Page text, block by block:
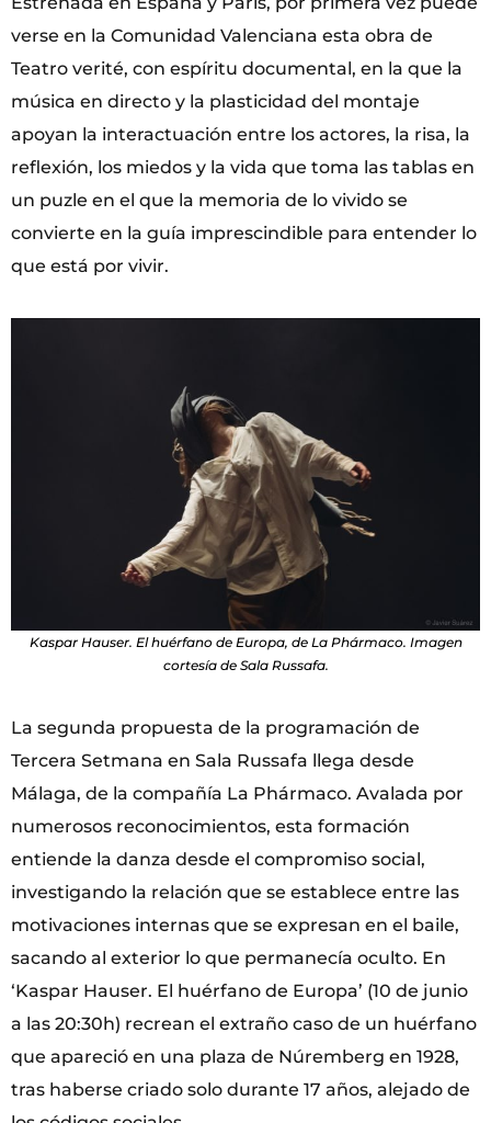
verse en la Comunidad Valenciana esta obra de
Teatro verité, con espíritu documental, en la que la
música en directo y la plasticidad del montaje
apoyan la interactuación entre los actores, la risa, la
reflexión, los miedos y la vida que toma las tablas en
un puzle en el que la memoria de lo vivido se
convierte en la guía imprescindible para entender lo
que está por vivir.
Kaspar Hauser. El huérfano de Europa, de La Phármaco. Imagen
cortesía de Sala Russafa.
La segunda propuesta de la programación de
Tercera Setmana en Sala Russafa llega desde
Málaga, de la compañía La Phármaco. Avalada por
numerosos reconocimientos, esta formación
entiende la danza desde el compromiso social,
investigando la relación que se establece entre las
motivaciones internas que se expresan en el baile,
sacando al exterior lo que permanecía oculto. En
‘Kaspar Hauser. El huérfano de Europa’ (10 de junio
a las 20:30h) recrean el extraño caso de un huérfano
que apareció en una plaza de Núremberg en 1928,
tras haberse criado solo durante 17 años, alejado de